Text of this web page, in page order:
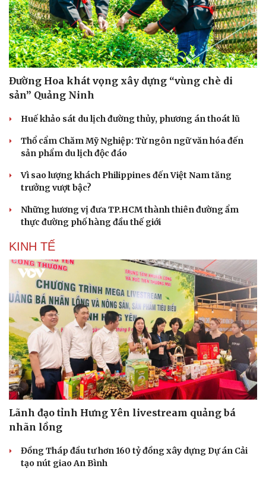
Văn hóa
Sân khấu - Điện ảnh
Văn học
Âm nhạc
Di sản
Giải trí
Nghệ sĩ
Thời trang
Sao Việt
Đường Hoa khát vọng xây dựng “vùng chè di
sản” Quảng Ninh
Huế khảo sát du lịch đường thủy, phương án thoát lũ
Thổ cẩm Chăm Mỹ Nghiệp: Từ ngôn ngữ văn hóa đến
sản phẩm du lịch độc đáo
Vì sao lượng khách Philippines đến Việt Nam tăng
trưởng vượt bậc?
Những hương vị đưa TP.HCM thành thiên đường ẩm
thực đường phố hàng đầu thế giới
KINH TẾ
Lãnh đạo tỉnh Hưng Yên livestream quảng bá
nhãn lồng
Đồng Tháp đầu tư hơn 160 tỷ đồng xây dựng Dự án Cải
tạo nút giao An Bình